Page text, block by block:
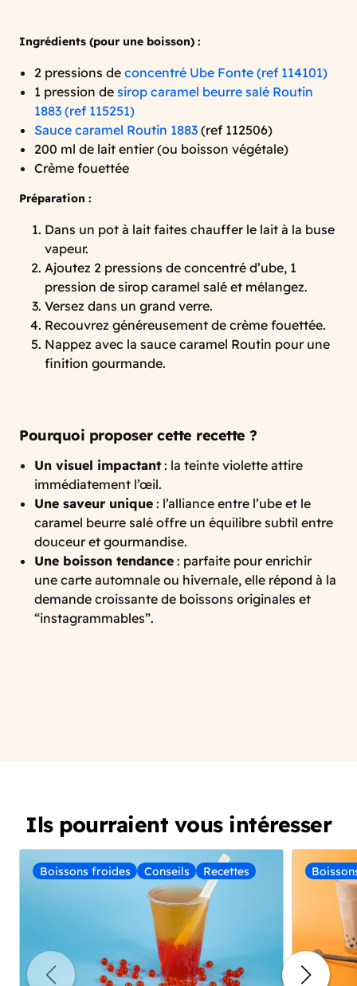
Ingrédients (pour une boisson) :
2 pressions de concentré Ube Fonte (ref 114101)
1 pression desirop caramel beurre salé Routin
1883 (ref 115251)
Sauce caramel Routin 1883 (ref 112506)
200 ml de lait entier (ou boisson végétale)
Crème fouettée
Préparation :
Dans un pot à lait faites chauffer le lait à la buse
vapeur.
Ajoutez 2 pressions de concentré d’ube, 1
pression de sirop caramel salé et mélangez.
Versez dans un grand verre.
Recouvrez généreusement de crème fouettée.
Nappez avec la sauce caramel Routin pour une
finition gourmande.
Pourquoi proposer cette recette ?
Un visuel impactant : la teinte violette attire
immédiatement l’œil.
Une saveur unique : l’alliance entre l’ube et le
caramel beurre salé offre un équilibre subtil entre
douceur et gourmandise.
Une boisson tendance : parfaite pour enrichir
une carte automnale ou hivernale, elle répond à la
demande croissante de boissons originales et
“instagrammables”.
Ils pourraient vous intéresser
Boissons froides Conseils Recettes